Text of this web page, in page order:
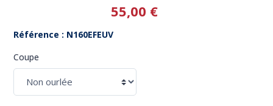
55,00 €
Référence : N160EFEUV
Coupe